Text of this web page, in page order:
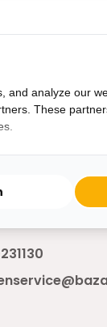
je een
van ma - vr
analyze our
These